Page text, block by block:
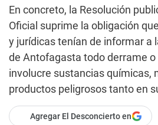
En concreto, la Resolución
Oficial suprime la obligación
y jurídicas tenían de informar a
de Antofagasta todo derrame
involucre sustancias químicas,
productos peligrosos tanto en
Agregar El Desconcierto en